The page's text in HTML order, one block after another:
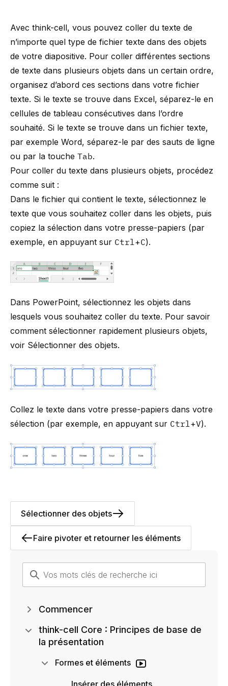
Avec think-cell, vous pouvez coller du texte de
n’importe quel type de fichier texte dans des objets
de votre diapositive. Pour coller différentes sections
de texte dans plusieurs objets dans un certain ordre,
organisez d’abord ces sections dans votre fichier
texte. Si le texte se trouve dans Excel, séparez-le en
cellules de tableau consécutives dans l’ordre
souhaité. Si le texte se trouve dans un fichier texte,
par exemple Word, séparez-le par des sauts de ligne
ou par la touche Tab.
Pour coller du texte dans plusieurs objets, procédez
comme suit :
Dans le fichier qui contient le texte, sélectionnez le
texte que vous souhaitez coller dans les objets, puis
copiez la sélection dans votre presse-papiers (par
exemple, en appuyant sur Ctrl+C).
Dans PowerPoint, sélectionnez les objets dans
lesquels vous souhaitez coller du texte. Pour savoir
comment sélectionner rapidement plusieurs objets,
voir Sélectionner des objets.
Collez le texte dans votre presse-papiers dans votre
sélection (par exemple, en appuyant sur Ctrl+V).
Faire pivoter et retourner les éléments
Sélectionner des objets
Commencer
think-cell Core : Principes de base de
la présentation
Formes et éléments
Insérer des éléments